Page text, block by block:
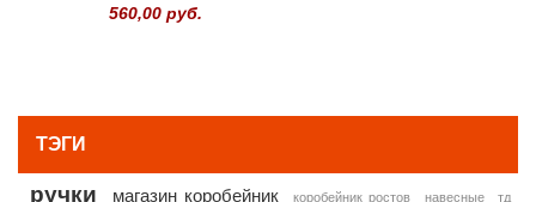
560,00 руб.
ТЭГИ
ручки магазин коробейник коробейник ростов навесные
тд